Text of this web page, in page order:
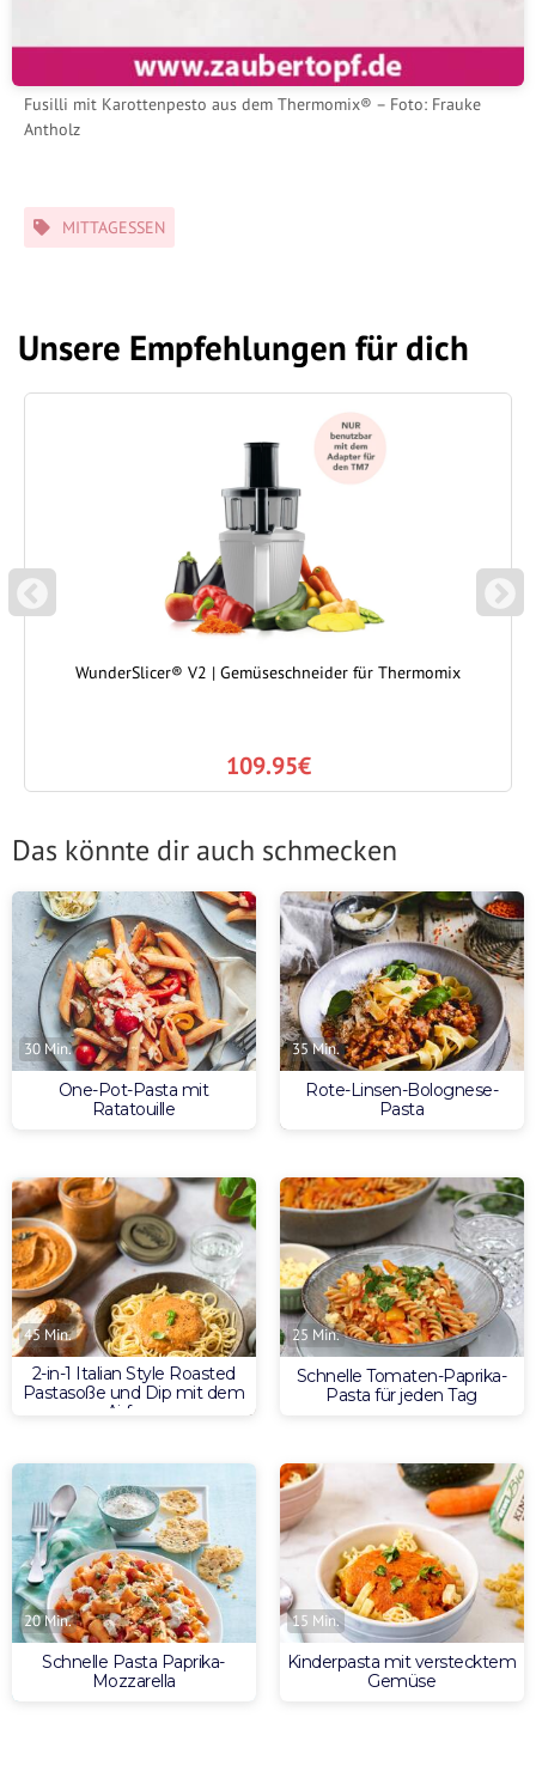
Fusilli mit Karottenpesto aus dem Thermomix® – Foto: Frauke
Antholz
Schlagwörter
MITTAGESSEN
Unsere Empfehlungen für dich
P
REVIOUS
WunderSlicer® V2 | Gemüseschneider für Thermomix
109.95€
N
EXT
Das könnte dir auch schmecken
30 Min.
One-Pot-Pasta mit
Ratatouille
35 Min.
Rote-Linsen-Bolognese-
Pasta
45 Min.
2-in-1 Italian Style Roasted
Pastasoße und Dip mit dem
Airfryer
25 Min.
Schnelle Tomaten-Paprika-
Pasta für jeden Tag
20 Min.
Schnelle Pasta Paprika-
Mozzarella
15 Min.
Kinderpasta mit verstecktem
Gemüse